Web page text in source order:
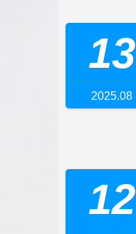
13
2025.08
12